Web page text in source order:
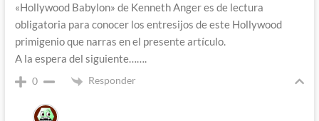
«Hollywood Babylon» de Kenneth Anger es de lectura
obligatoria para conocer los entresijos de este Hollywood
primigenio que narras en el presente artículo.
A la espera del siguiente…….
0 Responder